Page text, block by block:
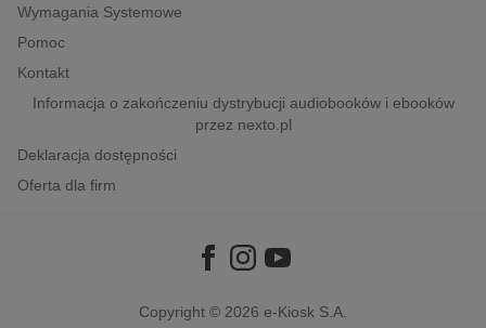
historia
Wymagania Systemowe
Pomoc
Kontakt
Informacja o zakończeniu dystrybucji audiobooków i ebooków
przez nexto.pl
Deklaracja dostępności
Oferta dla firm
Copyright © 2026 e-Kiosk S.A.